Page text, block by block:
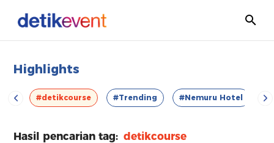
Highlights
#detikcourse #Trending #Nemuru Hotel
Hasil pencarian tag: detikcourse